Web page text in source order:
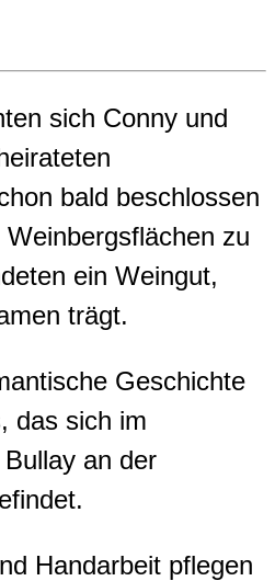
sich Conny und
bald beschlossen
zu
ein Weingut,
trägt.
Geschichte
das sich im
an der
Handarbeit pflegen